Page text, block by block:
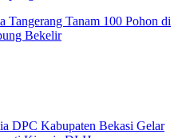
Tangerang Tanam 100 Pohon di
Bekelir